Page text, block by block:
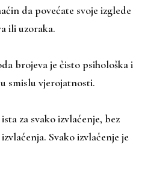
da povećate svoje izglede
ili uzoraka.
brojeva je čisto psihološka i
smislu vjerojatnosti.
za svako izvlačenje, bez
Svako izvlačenje je